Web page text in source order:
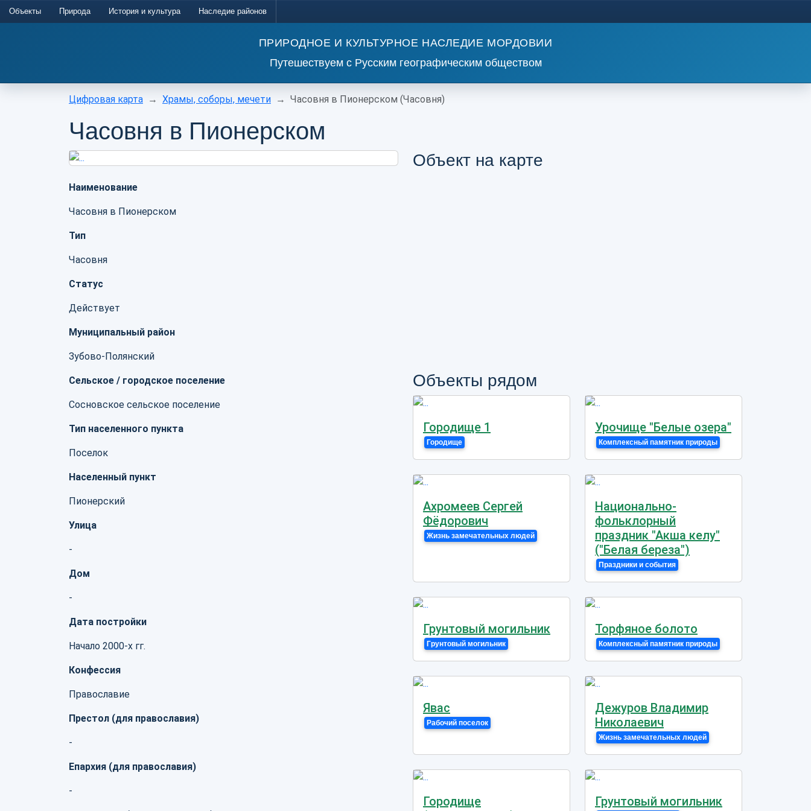
ПРИРОДНОЕ И КУЛЬТУРНОЕ НАСЛЕДИЕ МОРДОВИИ
Путешествуем с Русским географическим обществом
Объекты Природа История и культура Наследие районов
Цифровая карта Храмы, соборы, мечети Часовня в Пионерском (Часовня)
Часовня в Пионерском
Наименование
Часовня в Пионерском
Тип
Часовня
Статус
Действует
Муниципальный район
Зубово-Полянский
Сельское / городское поселение
Сосновское сельское поселение
Тип населенного пункта
Поселок
Населенный пункт
Пионерский
Улица
-
Дом
-
Дата постройки
Начало 2000-х гг.
Конфессия
Православие
Престол (для православия)
-
Епархия (для православия)
-
Объект на карте
Объекты рядом
Городище 1
Городище
Урочище "Белые озера"
Комплексный памятник природы
Ахромеев Сергей
Фёдорович
Жизнь замечательных людей
Национально-
фольклорный
праздник "Акша келу"
("Белая береза")
Праздники и события
Грунтовый могильник
Грунтовый могильник
Торфяное болото
Комплексный памятник природы
Явас
Рабочий поселок
Дежуров Владимир
Николаевич
Жизнь замечательных людей
Городище
Грунтовый могильник